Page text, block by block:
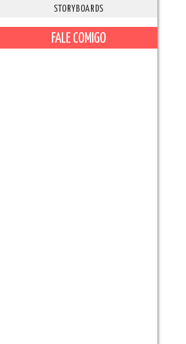
STORYBOARDS
FALE COMIGO